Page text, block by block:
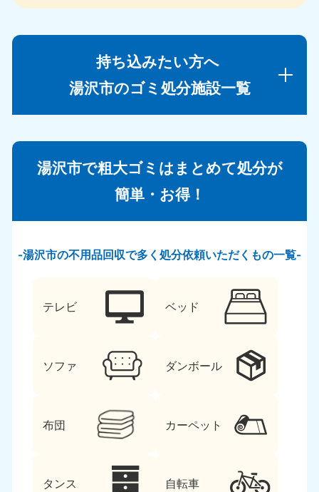
持ち込みたい方へ
湯沢市のゴミ処分施設一覧
湯沢市で粗大ゴミはまとめて処分が
簡単・お得！
湯沢市の不用品回収で多く処分依頼いただくもの一覧
テレビ ベッド
ソファ ダンボール
布団 カーペット
タンス 自転車